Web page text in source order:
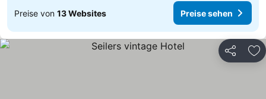
Preise von 13 Websites Preise sehen
Teilen